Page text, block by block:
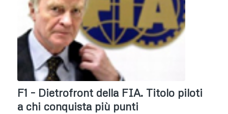
F1 – Dietrofront della FIA. Titolo piloti
a chi conquista più punti